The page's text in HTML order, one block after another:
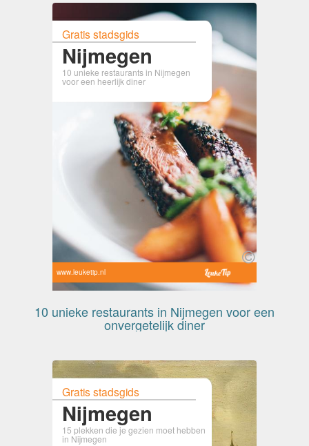
Gratis stadsgids
Nijmegen
10 unieke restaurants in Nijmegen
voor een heerlijk diner
www.leuketip.nl
10 unieke restaurants in Nijmegen voor een
onvergetelijk diner
Gratis stadsgids
Nijmegen
15 plekken die je gezien moet hebben
in Nijmegen